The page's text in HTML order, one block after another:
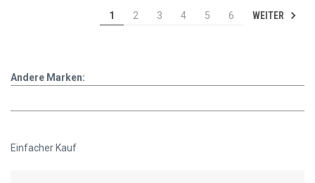
1 2 3 4 5 6 WEITER
Andere Marken:
Einfacher Kauf